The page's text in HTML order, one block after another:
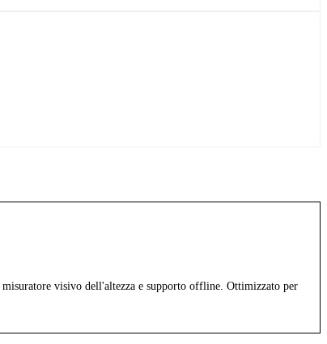
visivo dell'altezza e supporto offline. Ottimizzato per